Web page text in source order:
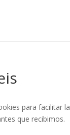
para facilitar
que recibimos.